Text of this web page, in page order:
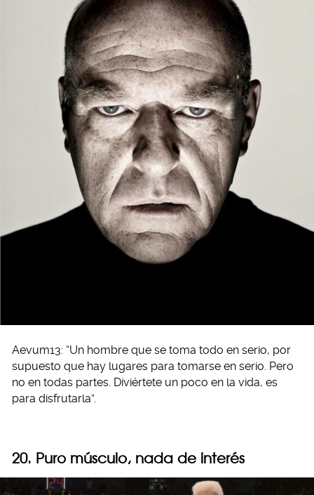
Aevum13: “Un hombre que se toma todo en serio, por
supuesto que hay lugares para tomarse en serio. Pero
no en todas partes. Diviértete un poco en la vida, es
para disfrutarla”.
20. Puro músculo, nada de interés